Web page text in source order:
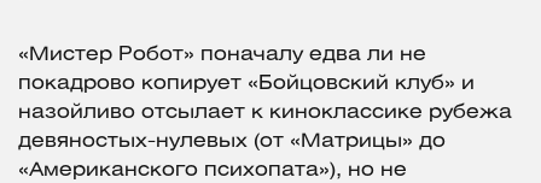
«Мистер Робот» поначалу едва ли не
покадрово копирует «Бойцовский клуб» и
назойливо отсылает к киноклассике рубежа
девяностых-нулевых (от «Матрицы» до
«Американского психопата»), но не